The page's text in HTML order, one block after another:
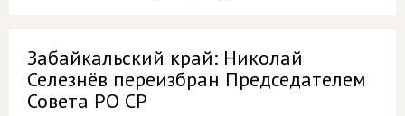
Забайкальский край: Николай
Селезнёв переизбран Председателем
Совета РО СР